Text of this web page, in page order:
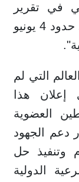
في تقرير
المصير وإقامة دولته المستقلة على حدود 4 يونيو
التي لم
هذا
العضوية
دعم الجهود
وتنفيذ حل
الدولية